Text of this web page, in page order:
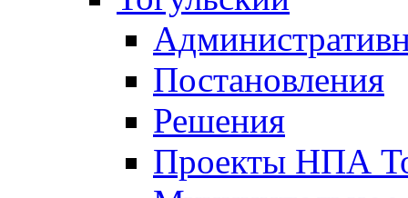
Постановления
Решения
Проекты НПА